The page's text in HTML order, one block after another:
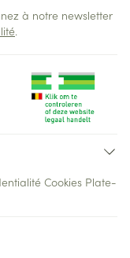
à notre newsletter
.
Cookies Plate-